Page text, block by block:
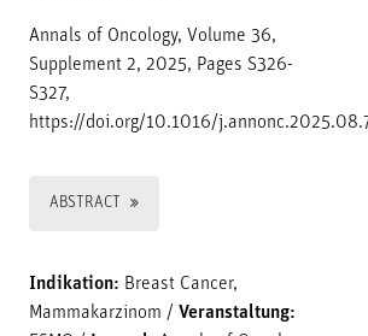
Annals of Oncology, Volume 36,
Supplement 2, 2025, Pages S326-
S327,
https://doi.org/10.1016/
ABSTRACT
Indikation: Breast Cancer,
Mammakarzinom / Veranstaltung: